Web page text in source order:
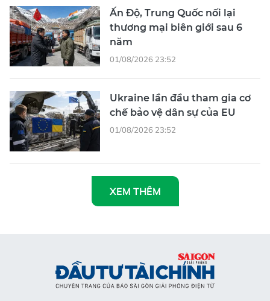
Ấn Độ, Trung Quốc nối lại
thương mại biên giới sau 6
năm
01/08/2026 23:52
Ukraine lần đầu tham gia cơ
chế bảo vệ dân sự của EU
01/08/2026 23:52
XEM THÊM